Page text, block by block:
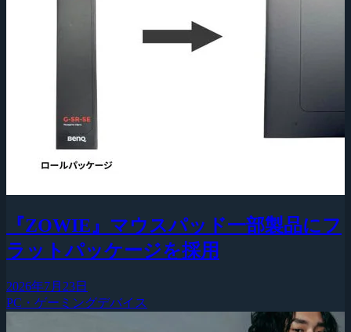
『ZOWIE』マウスパッド一部製品にフ
ラットパッケージを採用
2026年7月23日
PC・ゲーミングデバイス